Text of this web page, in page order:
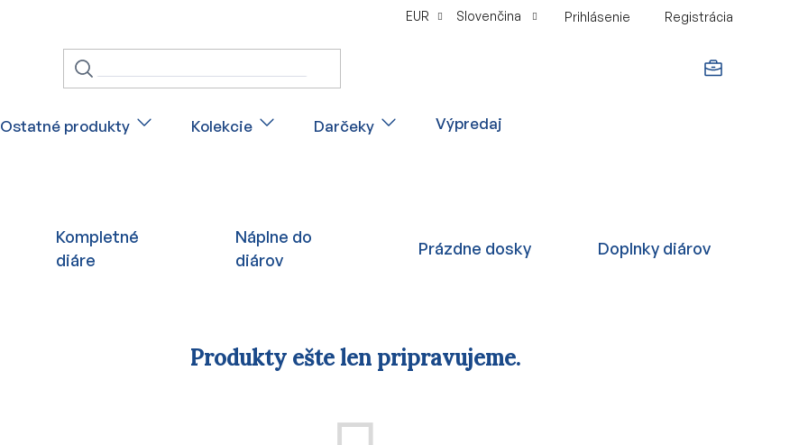
EUR Slovenčina Prihlásenie Registrácia
Ostatné produkty Kolekcie Darčeky Výpredaj
Kompletné
diáre
Náplne do
diárov
Prázdne dosky Doplnky diárov
Produkty ešte len pripravujeme.